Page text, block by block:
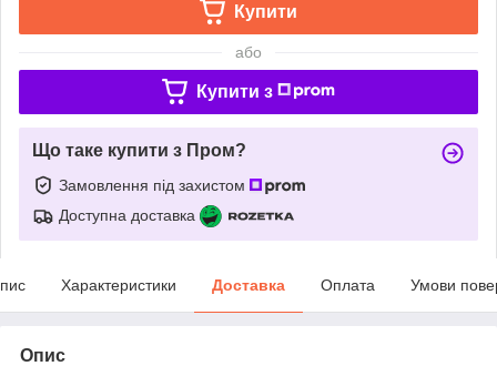
Купити
або
Купити з
Що таке купити з Пром?
Замовлення під захистом
Доступна доставка
Характеристики Доставка Оплата Умови
Опис